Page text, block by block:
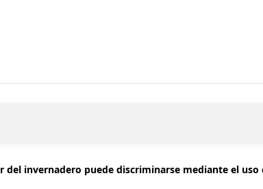
del invernadero puede discriminarse mediante el uso